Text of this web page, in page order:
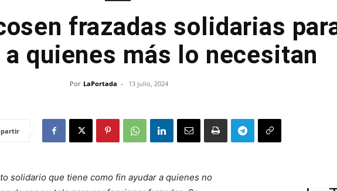
frazadas solidarias
quienes más lo necesitan
Por LaPortada - 13 julio, 2024
solidario que tiene como fin ayudar a quienes no